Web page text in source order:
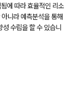
에 따라 효율적인 리소
니라 예측분석을 통해
수립을 할 수 있습니